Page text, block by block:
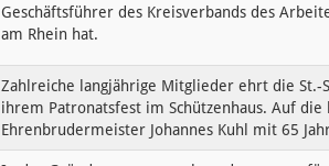
Geschäftsführer des Kreisverbands des
am Rhein hat.
Zahlreiche langjährige Mitglieder ehrt die St.-
ihrem Patronatsfest im Schützenhaus. Auf
Ehrenbrudermeister Johannes Kuhl mit 65